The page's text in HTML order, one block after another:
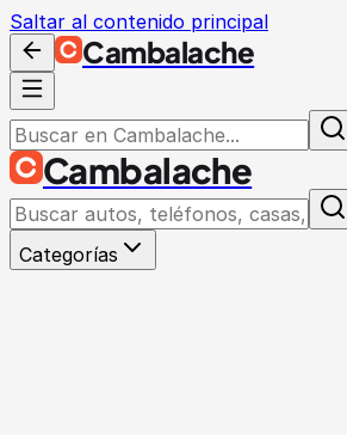
Saltar al contenido principal
Cambalache
Cambalache
Categorías